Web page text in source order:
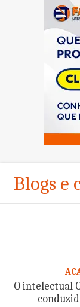
Blogs e
O intelectual